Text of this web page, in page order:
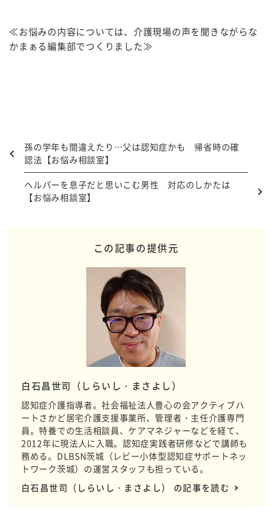
≪お悩みの内容については、介護現場の声を聞きながらな
かまぁる編集部でつくりました≫
孫の学年も間違えたり…父は認知症かも 帰省時の確
認法【お悩み相談室】
ヘルパーを息子だと思いこむ男性 対応のしかたは
【お悩み相談室】
この記事の提供元
白石昌世司（しらいし・まさよし）
認知症介護指導者。社会福祉法人豊心の会アクティブハ
ートさかど居宅介護支援事業所、管理者・主任介護専門
員。特養での生活相談員、ケアマネジャーなどを経て、
2012年に現法人に入職。認知症実践者研修などで講師も
務める。DLBSN茨城（レビー小体型認知症サポートネッ
トワーク茨城）の運営スタッフも担っている。
白石昌世司（しらいし・まさよし） の記事を読む